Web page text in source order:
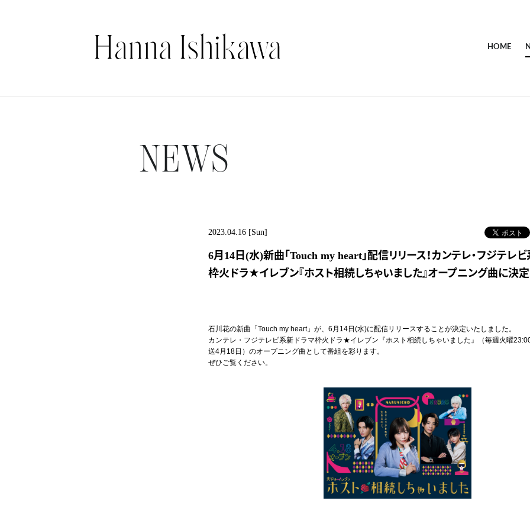
HOME
NEWS
2023.04.16 [Sun]
6月14日(水)新曲「Touch my heart」配信リリース！カンテレ・フジテレ
枠火ドラ★イレブン『ホスト相続しちゃいました』オープニング曲に決定
石川花の新曲「Touch my heart」が、6月14日(水)に配信リリースすることが決定いたしました。
カンテレ・フジテレビ系新ドラマ枠火ドラ★イレブン『ホスト相続しちゃいました』（毎週火曜
送4月18日）のオープニング曲として番組を彩ります。
ぜひご覧ください。